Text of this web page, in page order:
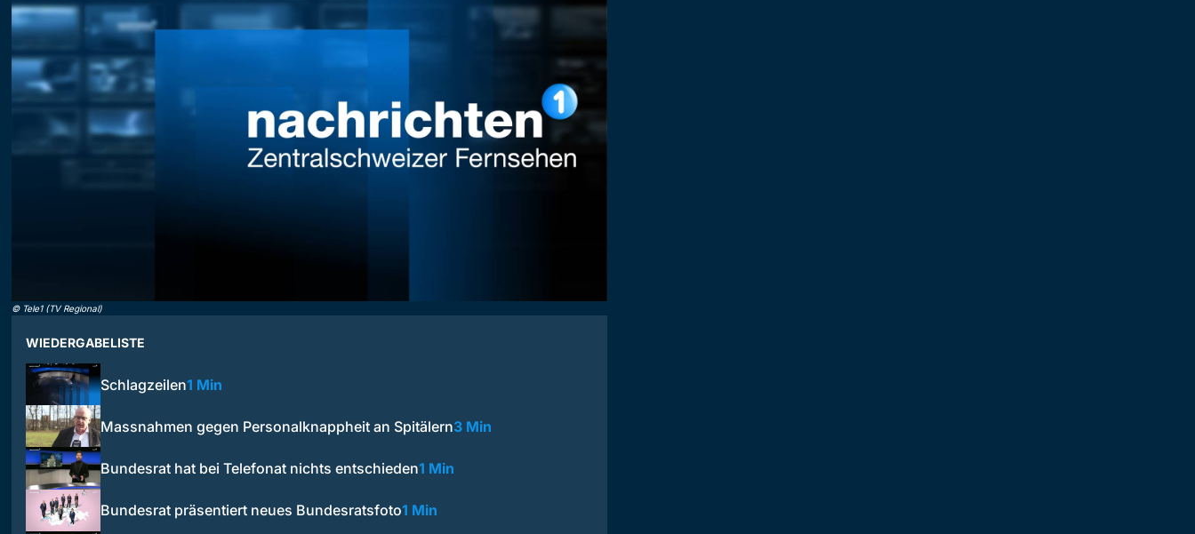
© Tele1 (TV Regional)
WIEDERGABELISTE
Schlagzeilen1 Min
Massnahmen gegen Personalknappheit an Spitälern3 Min
Bundesrat hat bei Telefonat nichts entschieden1 Min
Bundesrat präsentiert neues Bundesratsfoto1 Min